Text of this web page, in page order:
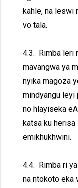
kahle, na leswi
vo tala.
4.3. Rimba leri
mavangwa ya
nyika magoza
mindyangu leyi
no hlayiseka
katsa ku
emikhukhwini.
4.4. Rimba ri
na ntokoto eka